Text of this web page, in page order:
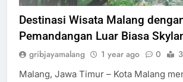
Destinasi Wisata Malang
Pemandangan Luar Biasa
gribjayamalang 1 year ago 0
Malang, Jawa Timur – Kota Malang